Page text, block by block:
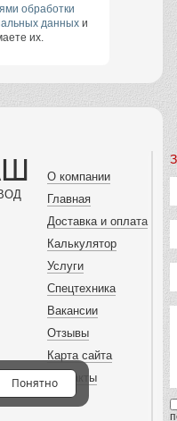
обработки
данных и
их.
О компании
Главная
Доставка и оплата
Калькулятор
Услуги
Спецтехника
Вакансии
Отзывы
Карта сайта
Контакты
Понятно